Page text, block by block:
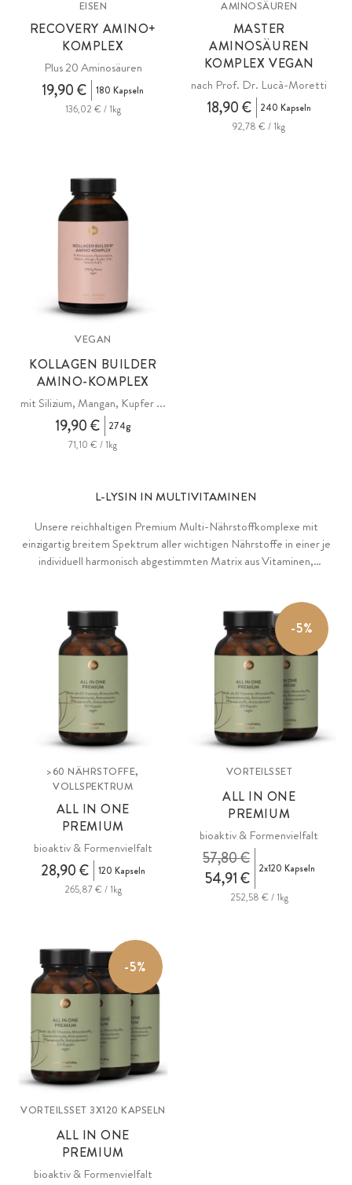
EISEN
RECOVERY AMINO+
KOMPLEX
Plus 20 Aminosäuren
19,90 €
180 Kapseln
136,02 € / 1kg
AMINOSÄUREN
MASTER
AMINOSÄUREN
KOMPLEX VEGAN
nach Prof. Dr. Lucà-Moretti
18,90 €
240 Kapseln
92,78 € / 1kg
VEGAN
KOLLAGEN BUILDER
AMINO-KOMPLEX
mit Silizium, Mangan, Kupfer ...
19,90 €
274g
71,10 € / 1kg
L-LYSIN IN MULTIVITAMINEN
Unsere reichhaltigen Premium Multi-Nährstoffkomplexe mit
einzigartig breitem Spektrum aller wichtigen Nährstoffe in einer je
individuell harmonisch abgestimmten Matrix aus Vitaminen,
>60 NÄHRSTOFFE,
VOLLSPEKTRUM
ALL IN ONE
PREMIUM
bioaktiv & Formenvielfalt
28,90 €
120 Kapseln
265,87 € / 1kg
-5%
VORTEILSSET
ALL IN ONE
PREMIUM
bioaktiv & Formenvielfalt
54,91 €
57,80 € 2x120 Kapseln
252,58 € / 1kg
-5%
VORTEILSSET 3X120 KAPSELN
ALL IN ONE
PREMIUM
bioaktiv & Formenvielfalt